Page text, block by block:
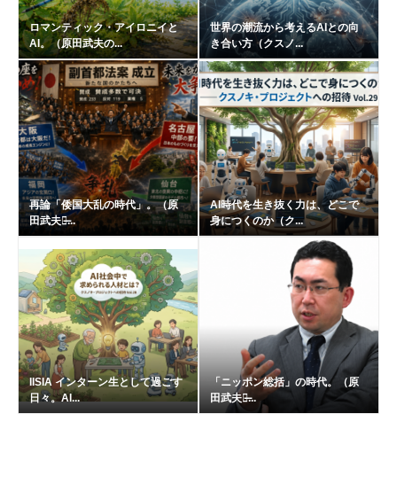
ロマンティック・アイロニイと
AI。（原田武夫の...
世界の潮流から考えるAIとの向
き合い方（クスノ...
再論「倭国大乱の時代」。（原
田武夫の̶...
AI時代を生き抜く力は、どこで
身につくのか（ク...
IISIA インターン生として過ごす
日々。AI...
「ニッポン総括」の時代。（原
田武夫の̶...